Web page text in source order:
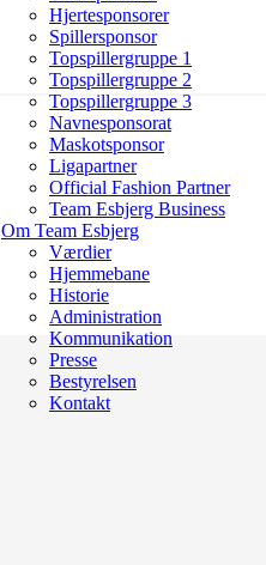
Hjertesponsorer
Spillersponsor
Topspillergruppe 1
Topspillergruppe 2
Topspillergruppe 3
Navnesponsorat
Maskotsponsor
Ligapartner
Official Fashion Partner
Team Esbjerg Business
Om Team Esbjerg
Værdier
Hjemmebane
Historie
Administration
Kommunikation
Presse
Bestyrelsen
Kontakt